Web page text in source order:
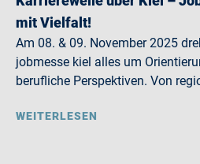
mit Vielfalt!
Am 08. & 09. November 2025
jobmesse kiel alles um
berufliche Perspektiven. Von
WEITERLESEN